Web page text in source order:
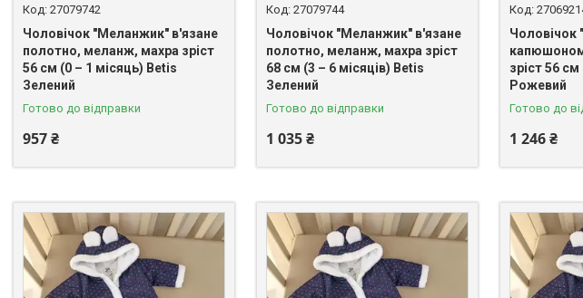
27079742
Чоловічок "Меланжик" в'язане
полотно, меланж, махра зріст
56 см (0 – 1 місяць) Betis
Зелений
Готово до відправки
957 ₴
27079744
Чоловічок "Меланжик" в'язане
полотно, меланж, махра зріст
68 см (3 – 6 місяців) Betis
Зелений
Готово до відправки
1 035 ₴
Чоловічок
капюшоном
зріст 56
Рожевий
Готово до
1 246 ₴